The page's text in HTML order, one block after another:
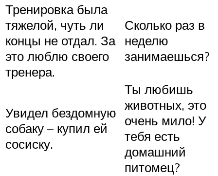
Тренировка была
тяжелой, чуть ли
концы не отдал. За
это люблю своего
тренера.
Сколько раз в
неделю
занимаешься?
Увидел бездомную
собаку – купил ей
сосиску.
Ты любишь
животных, это
очень мило! У
тебя есть
домашний
питомец?